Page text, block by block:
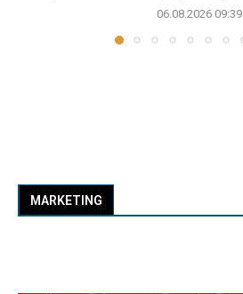
06.08.2026 09:39
MARKETING